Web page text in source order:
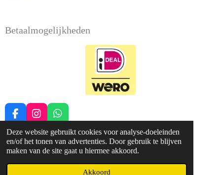
Deze website gebruikt cookies voor analyse-doeleinden
en/of het tonen van advertenties. Door gebruik te blijven
maken van de site gaat u hiermee akkoord.
Akkoord
Betaalmogelijkheden
F
c
e
b
o
I
s
t
a
g
W
a
t
s
A
© 2022 - 2026 Balans Soma Druten